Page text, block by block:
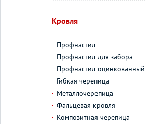
Кровля
Профнастил
Профнастил для забора
Профнастил оцинкованный
Гибкая черепица
Металлочерепица
Фальцевая кровля
Композитная черепица